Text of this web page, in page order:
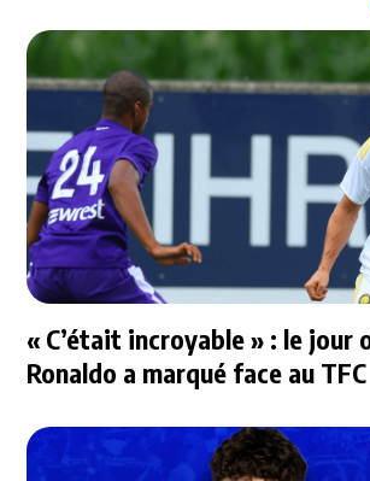
« C’était incroyable » : le jour
Ronaldo a marqué face au TFC